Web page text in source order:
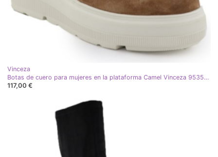
Vinceza
Botas de cuero para mujeres en la plataforma Camel Vinceza 95354 marrón
117,00 €